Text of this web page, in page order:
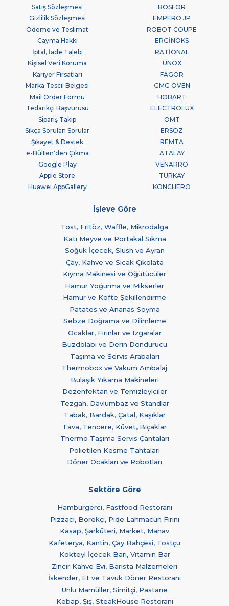
Satış Sözleşmesi
Gizlilik Sözleşmesi
Ödeme ve Teslimat
Cayma Hakkı
İptal, İade Talebi
Kişisel Veri Koruma
Kariyer Fırsatları
Marka Tescil Belgesi
Mail Order Formu
Tedarikçi Başvurusu
Sipariş Takip
Sıkça Sorulan Sorular
Şikayet & Destek
e-Bülten'den Çıkma
Google Play
Apple Store
Huawei AppGallery
BOSFOR
EMPERO JP
ROBOT COUPE
ERGİNOKS
RATİONAL
UNOX
FAGOR
GMG OVEN
HOBART
ELECTROLUX
OMT
ERSÖZ
REMTA
ATALAY
VENARRO
TÜRKAY
KONCHERO
İşleve Göre
Tost, Fritöz, Waffle, Mikrodalga
Katı Meyve ve Portakal Sıkma
Soğuk İçecek, Slush ve Ayran
Çay, Kahve ve Sıcak Çikolata
Kıyma Makinesi ve Öğütücüler
Hamur Yoğurma ve Mikserler
Hamur ve Köfte Şekillendirme
Patates ve Ananas Soyma
Sebze Doğrama ve Dilimleme
Ocaklar, Fırınlar ve Izgaralar
Buzdolabı ve Derin Dondurucu
Taşıma ve Servis Arabaları
Thermobox ve Vakum Ambalaj
Bulaşık Yıkama Makineleri
Dezenfektan ve Temizleyiciler
Tezgah, Davlumbaz ve Standlar
Tabak, Bardak, Çatal, Kaşıklar
Tava, Tencere, Küvet, Bıçaklar
Thermo Taşıma Servis Çantaları
Polietilen Kesme Tahtaları
Döner Ocakları ve Robotları
Sektöre Göre
Hamburgerci, Fastfood Restoranı
Pizzacı, Börekçi, Pide Lahmacun Fırını
Kasap, Şarküteri, Market, Manav
Kafeterya, Kantin, Çay Bahçesi, Tostçu
Kokteyl İçecek Barı, Vitamin Bar
Zincir Kahve Evi, Barista Malzemeleri
İskender, Et ve Tavuk Döner Restoranı
Unlu Mamüller, Simitçi, Pastane
Kebap, Şiş, SteakHouse Restoranı